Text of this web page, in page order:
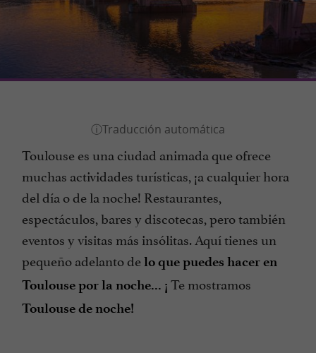
Toulouse es una ciudad animada que ofrece
muchas actividades turísticas, ¡a cualquier hora
del día o de la noche! Restaurantes,
espectáculos, bares y discotecas, pero también
eventos y visitas más insólitas. Aquí tienes un
pequeño adelanto delo que puedes hacer en
Toulouse por la noche... ¡ Te mostramos
Toulouse de noche!